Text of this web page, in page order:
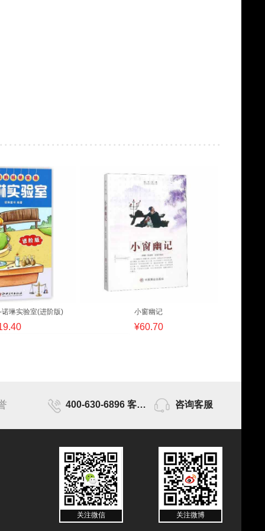
琳实验室(进阶版) 小窗幽记
¥60.70
400-630-6896 客服时间为9点-17点 咨询客服
关注微信 关注微博